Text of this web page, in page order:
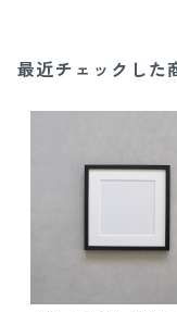
最近チェックした